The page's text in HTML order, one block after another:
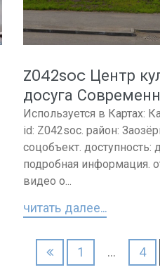
Z042soc Центр
досуга
Используется в Картах:
id: Z042soc. район:
соцобъект. доступность:
подробная информация.
видео о...
читать далее...
1 … 4